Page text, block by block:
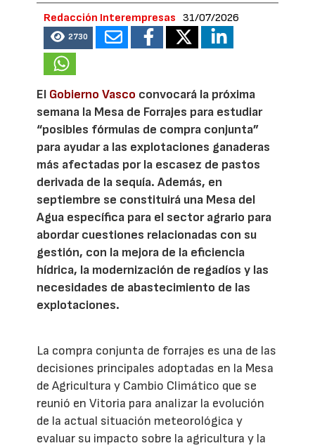
Redacción Interempresas 31/07/2026
2730
El Gobierno Vasco convocará la próxima
semana la Mesa de Forrajes para estudiar
“posibles fórmulas de compra conjunta”
para ayudar a las explotaciones ganaderas
más afectadas por la escasez de pastos
derivada de la sequía. Además, en
septiembre se constituirá una Mesa del
Agua específica para el sector agrario para
abordar cuestiones relacionadas con su
gestión, con la mejora de la eficiencia
hídrica, la modernización de regadíos y las
necesidades de abastecimiento de las
explotaciones.
La compra conjunta de forrajes es una de las
decisiones principales adoptadas en la Mesa
de Agricultura y Cambio Climático que se
reunió en Vitoria para analizar la evolución
de la actual situación meteorológica y
evaluar su impacto sobre la agricultura y la